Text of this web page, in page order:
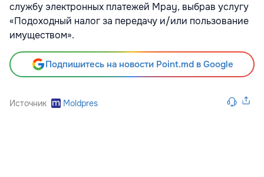
службу электронных платежей Mpay, выбрав услугу
«Подоходный налог за передачу и/или пользование
имуществом».
Подпишитесь на новости Point.md в Google
Источник Moldpres